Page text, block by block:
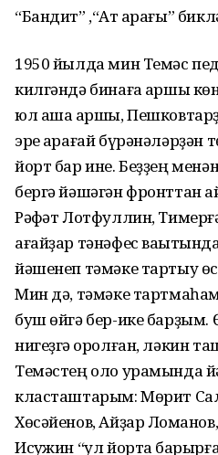
“Бандит” ,“Ат ҡарағы”
1950 йылда мин Темәс
килгәндә бинаға ҡаршы
юл аша ҡаршы,
эре ҡарағай бүрәнәләрҙән
йорт бар ине. Беҙҙең менән
бергә йәшәгән фронттан
Рәфҡәт Лотфуллин,
ағайҙар тәнәфес
йәшенеп тәмәке тартыу
Мин дә, тәмәке
буш өйгә бер-ике барҙым.
нигеҙгә ҡоролған, ләкин
Темәстең оло урамында
класташтарым: Мөрит
Хөсәйенов, Айҙар
Исҡужин “ул йортҡа